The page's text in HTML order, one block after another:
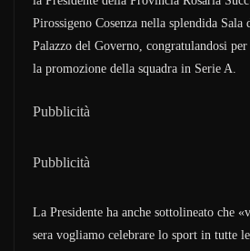
Pirossigeno Cosenza nella splendida Sala
Palazzo del Governo, congratulandosi
la promozione della squadra in Serie A.
Pubblicità
Pubblicità
La Presidente ha anche sottolineato che
sera vogliamo celebrare lo sport in tutte